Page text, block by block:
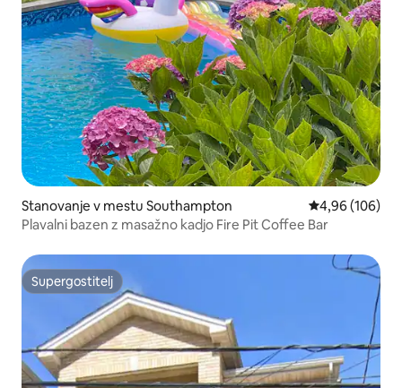
Stanovanje v mestu Southampton Povprečna
4,96 (106)
Plavalni bazen z masažno kadjo Fire Pit Coffee Bar
Supergostitelj
Supergostitelj